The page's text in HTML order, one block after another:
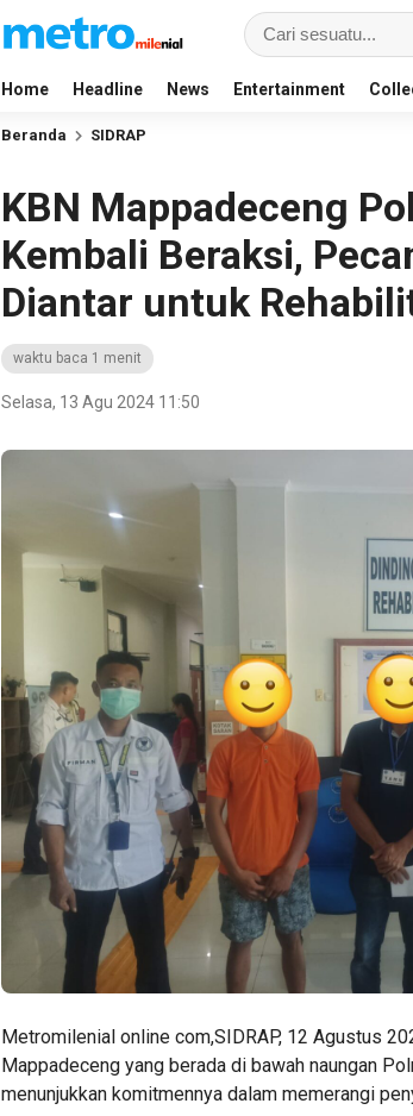
Home Headline News Entertainment
Beranda SIDRAP
KBN Mappadeceng
Kembali Beraksi,
Diantar untuk
waktu baca 1 menit
Selasa, 13 Agu 2024 11:50
Metromilenial online com,SIDRAP, 12 Agustus
Mappadeceng yang berada di bawah naungan
menunjukkan komitmennya dalam memerangi